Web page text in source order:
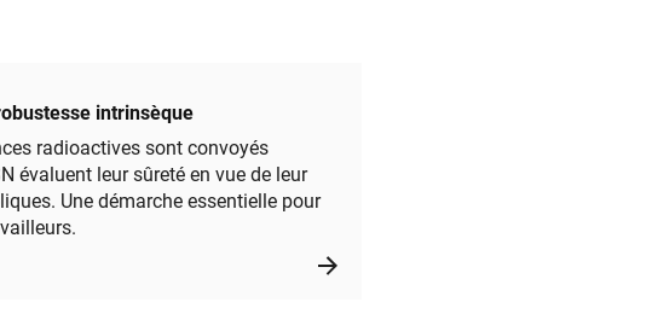
intrinsèque
radioactives sont convoyés
évaluent leur sûreté en vue de leur
Une démarche essentielle pour